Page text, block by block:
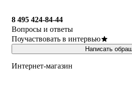
8 495 424-84-44
Вопросы и ответы
Поучаствовать в интервью
Написать
Интернет-магазин